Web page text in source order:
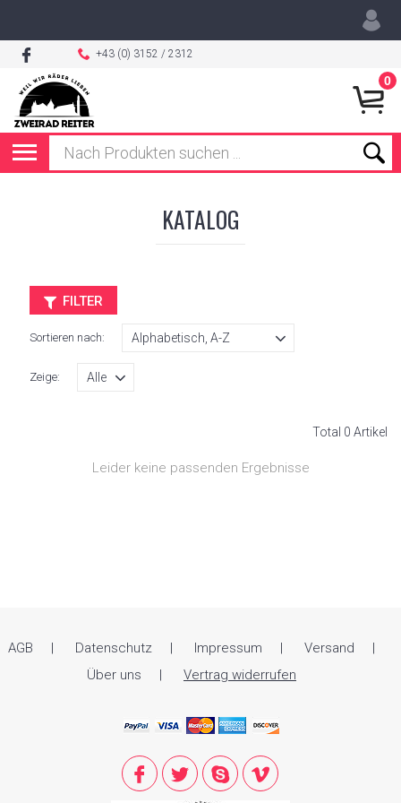
+43 (0) 3152 / 2312
0
KATALOG
FILTER
Sortieren nach:
Zeige:
Total 0 Artikel
Leider keine passenden Ergebnisse
AGB Datenschutz Impressum
Versand
Über uns
Vertrag widerrufen